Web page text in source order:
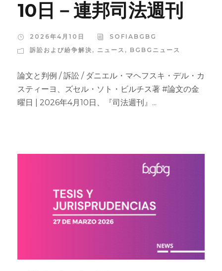
10日－連邦司法週刊
2026年4月10日
SOFIABGBG
訴訟および紛争解決 , ニュース , BGBGニュース
論文と判例 / 訴訟 / ダニエル・マヘフスキ・デル・カ
スティーヨ、ズセル・ソト・ビルチス著 #論文の金
曜日 | 2026年4月10日、『司法週刊』...